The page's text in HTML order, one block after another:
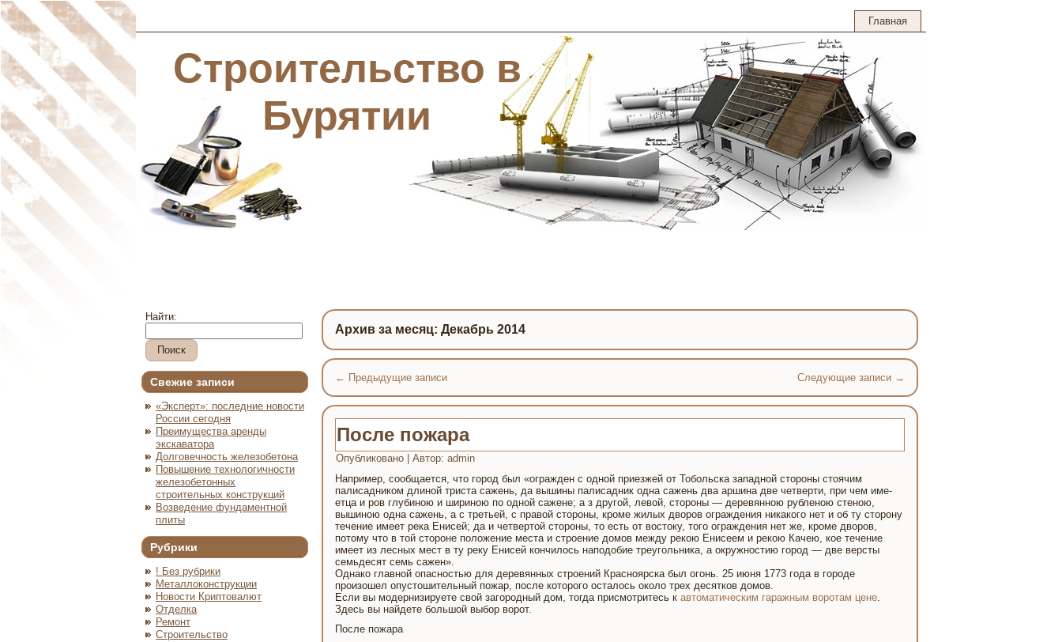
Главная
Строительство в
Бурятии
Найти:
Свежие записи
«Эксперт»: последние новости
России сегодня
Преимущества аренды
экскаватора
Долговечность железобетона
Повышение технологичности
железобетонных
строительных конструкций
Возведение фундаментной
плиты
Рубрики
! Без рубрики
Металлоконструкции
Новости Криптовалют
Отделка
Ремонт
Строительство
Архив за месяц: Декабрь 2014
← Предыдущие записи Следующие записи →
После пожара
Опубликовано Автор: admin
Например, сообщается, что город был «огражден с одной приезжей от Тобольска западной стороны стоячим
палисадником длиной триста сажень, да вышины палисадник одна сажень два аршина две четверти, при чем име-
етца и ров глубиною и шириною по одной сажене; а з другой, левой, стороны — деревянною рубленою стеною,
вышиною одна сажень, а с третьей, с правой стороны, кроме жилых дворов ограждения никакого нет и об ту сторону
течение имеет река Енисей; да и четвертой стороны, то есть от востоку, того ограждения нет же, кроме дворов,
потому что в той стороне положение места и строение домов между рекою Енисеем и рекою Качею, кое течение
имеет из лесных мест в ту реку Енисей кончилось наподобие треугольника, а окружностию город — две версты
семьдесят семь сажен».
Однако главной опасностью для деревянных строений Красноярска был огонь. 25 июня 1773 года в городе
произошел опустошительный пожар, после которого осталось около трех десятков домов.
Если вы модернизируете свой загородный дом, тогда присмотритесь к автоматическим гаражным воротам цене.
Здесь вы найдете большой выбор ворот.
После пожара